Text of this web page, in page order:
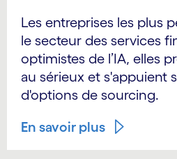
Les entreprises les plus
le secteur des services
optimistes de l’IA, elles
au sérieux et s'appuient
d'options de sourcing.
En savoir plus